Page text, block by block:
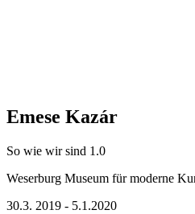
Emese Kazár
So wie wir sind 1.0
Weserburg Museum für moderne
30.3. 2019 - 5.1.2020